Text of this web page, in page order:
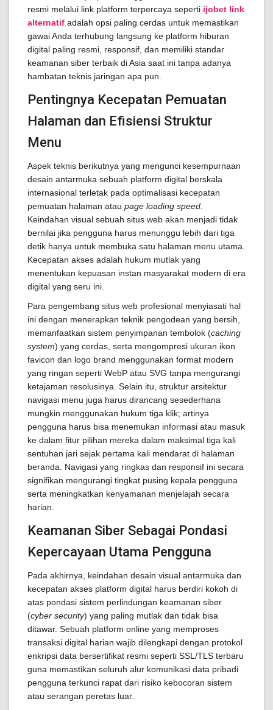
resmi melalui link platform terpercaya seperti ijobet link
alternatif adalah opsi paling cerdas untuk memastikan
gawai Anda terhubung langsung ke platform hiburan
digital paling resmi, responsif, dan memiliki standar
keamanan siber terbaik di Asia saat ini tanpa adanya
hambatan teknis jaringan apa pun.
Pentingnya Kecepatan Pemuatan
Halaman dan Efisiensi Struktur
Menu
Aspek teknis berikutnya yang mengunci kesempurnaan
desain antarmuka sebuah platform digital berskala
internasional terletak pada optimalisasi kecepatan
pemuatan halaman atau page loading speed
Keindahan visual sebuah situs web akan menjadi tidak
bernilai jika pengguna harus menunggu lebih dari tiga
detik hanya untuk membuka satu halaman menu utama.
Kecepatan akses adalah hukum mutlak yang
menentukan kepuasan instan masyarakat modern di era
digital yang seru ini.
Para pengembang situs web profesional menyiasati hal
ini dengan menerapkan teknik pengodean yang bersih,
memanfaatkan sistem penyimpanan tembolok (caching
system) yang cerdas, serta mengompresi ukuran ikon
favicon dan logo brand menggunakan format modern
yang ringan seperti WebP atau SVG tanpa mengurangi
ketajaman resolusinya. Selain itu, struktur arsitektur
navigasi menu juga harus dirancang sesederhana
mungkin menggunakan hukum tiga klik; artinya
pengguna harus bisa menemukan informasi atau masuk
ke dalam fitur pilihan mereka dalam maksimal tiga kali
sentuhan jari sejak pertama kali mendarat di halaman
beranda. Navigasi yang ringkas dan responsif ini secara
signifikan mengurangi tingkat pusing kepala pengguna
serta meningkatkan kenyamanan menjelajah secara
harian.
Keamanan Siber Sebagai Pondasi
Kepercayaan Utama Pengguna
Pada akhirnya, keindahan desain visual antarmuka dan
kecepatan akses platform digital harus berdiri kokoh di
atas pondasi sistem perlindungan keamanan siber
(cyber security) yang paling mutlak dan tidak bisa
ditawar. Sebuah platform online yang memproses
transaksi digital harian wajib dilengkapi dengan protokol
enkripsi data bersertifikat resmi seperti SSL/TLS terbaru
guna memastikan seluruh alur komunikasi data pribadi
pengguna terkunci rapat dari risiko kebocoran sistem
atau serangan peretas luar.